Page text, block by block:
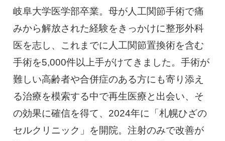
岐阜大学医学部卒業。母が人工関節手術で痛
みから解放された経験をきっかけに整形外科
医を志し、これまでに人工関節置換術を含む
手術を5,000件以上手がけてきました。手術が
難しい高齢者や合併症のある方にも寄り添え
る治療を模索する中で再生医療と出会い、そ
の効果に確信を得て、2024年に「札幌ひざの
セルクリニック」を開院。注射のみで改善が